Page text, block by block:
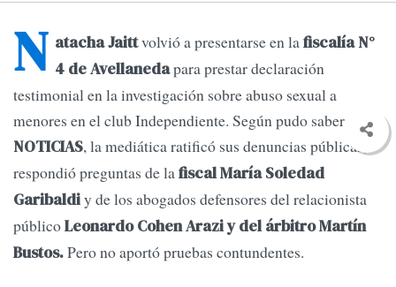
N atacha Jaittvolvió a presentarse en lafiscalía N°
4 de Avellanedapara prestar declaración
testimonial en la investigación sobre abuso sexual a
menores en el club Independiente. Según pudo saber
NOTICIAS, la mediática ratificó sus denuncias públicas,
respondió preguntas de lafiscal María Soledad
Garibaldiy de los abogados defensores del relacionista
públicoLeonardo Cohen Arazi y del árbitro Martín
Bustos.Pero no aportó pruebas contundentes.